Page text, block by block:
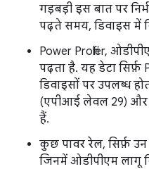
गड़बड़ी इस बात पर
पढ़ते समय, डिवाइस में
Power Profiler,
पढ़ता है. यह डेटा
डिवाइसों पर उपलब्ध
(एपीआई लेवल 29) और
हैं.
कुछ पावर रेल, सिर्फ़
जिनमें ओडीपीएम लागू